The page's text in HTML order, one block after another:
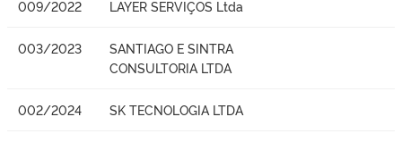
009/2022 LAYER SERVIÇOS Ltda
003/2023
SANTIAGO E SINTRA
CONSULTORIA LTDA
002/2024 SK TECNOLOGIA LTDA